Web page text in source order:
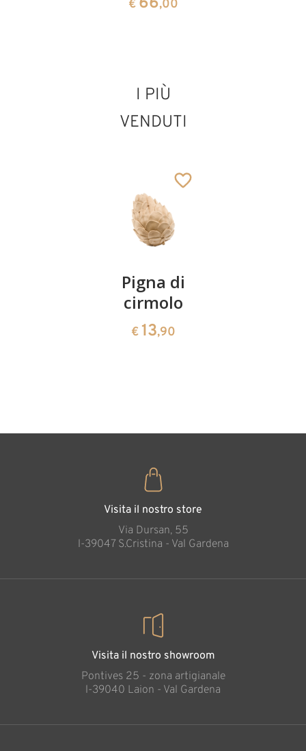
San Teodosio il
Cenobiarca
Aggiunto al carrello
€ ,00
I PIÙ
VENDUTI
Pigna di
cirmolo
€ 13,90
Visita il nostro store
Via Dursan, 55
l-39047 S.Cristina - Val Gardena
Visita il nostro showroom
Pontives 25 - zona artigianale
l-39040 Laion - Val Gardena